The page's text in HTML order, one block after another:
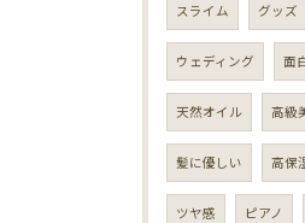
スライム グッズ
ウェディング 面
天然オイル 高級
髪に優しい 高保
ツヤ感 ピアノ